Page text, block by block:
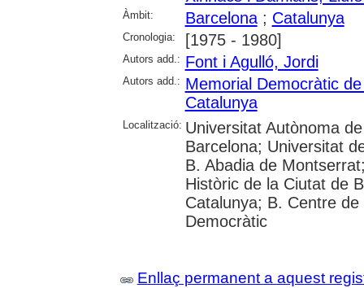
Àmbit: Barcelona; Catalunya
Cronologia: [1975 - 1980]
Autors add.: Font i Agulló, Jordi
Autors add.: Memorial Democràtic
Catalunya
Localització: Universitat Autònoma
Barcelona; Universitat
B. Abadia de
Històric de la Ciutat de
Catalunya; B. Centre
Democràtic
Enllaç permanent a aquest